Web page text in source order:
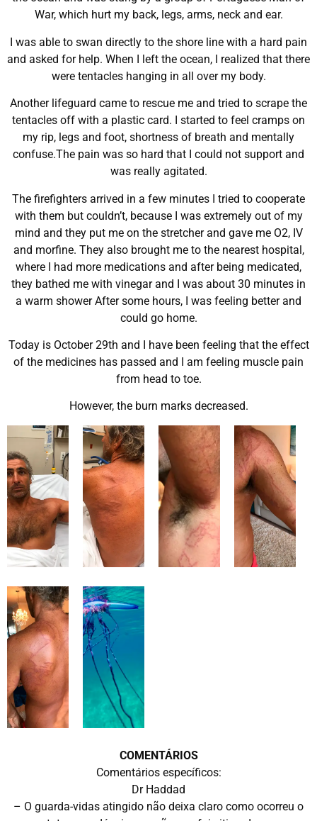
War, which hurt my back, legs, arms, neck and ear.
I was able to swan directly to the shore line with a hard pain
and asked for help. When I left the ocean, I realized that there
were tentacles hanging in all over my body.
Another lifeguard came to rescue me and tried to scrape the
tentacles off with a plastic card. I started to feel cramps on
my rip, legs and foot, shortness of breath and mentally
confuse.The pain was so hard that I could not support and
was really agitated.
The firefighters arrived in a few minutes I tried to cooperate
with them but couldn’t, because I was extremely out of my
mind and they put me on the stretcher and gave me O2, IV
and morfine. They also brought me to the nearest hospital,
where I had more medications and after being medicated,
they bathed me with vinegar and I was about 30 minutes in
a warm shower After some hours, I was feeling better and
could go home.
Today is October 29th and I have been feeling that the effect
of the medicines has passed and I am feeling muscle pain
from head to toe.
However, the burn marks decreased.
COMENTÁRIOS
Comentários específicos:
Dr Haddad
– O guarda-vidas atingido não deixa claro como ocorreu o